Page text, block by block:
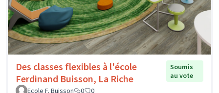
Des classes flexibles à l'école
Ferdinand Buisson, La Riche
Soumis
au vote
Ecole F. Buisson
0 0